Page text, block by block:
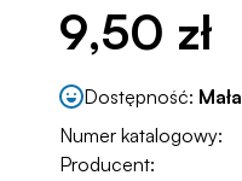
9,50 zł
Dostępność: Mała
Numer katalogowy:
Producent: